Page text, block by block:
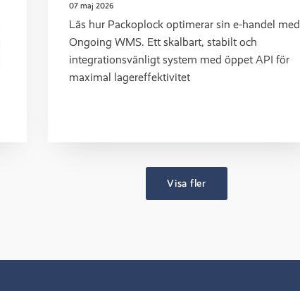
07 maj 2026
Läs hur Packoplock optimerar sin e-handel med
Ongoing WMS. Ett skalbart, stabilt och
integrationsvänligt system med öppet API för
maximal lagereffektivitet
Visa fler